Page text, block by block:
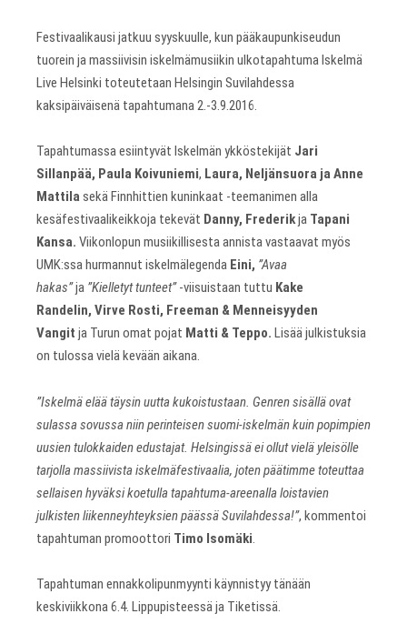
Festivaalikausi jatkuu syyskuulle, kun pääkaupunkiseudun
tuorein ja massiivisin iskelmämusiikin ulkotapahtuma Iskelmä
Live Helsinki toteutetaan Helsingin Suvilahdessa
kaksipäiväisenä tapahtumana 2.-3.9.2016.
Tapahtumassa esiintyvät Iskelmän ykköstekijät Jari
Sillanpää, Paula Koivuniemi, Laura, Neljänsuora ja Anne
MattilasekäFinnhittien kuninkaat -teemanimen alla
kesäfestivaalikeikkoja tekevät Danny, Frederikja Tapani
Kansa. Viikonlopun musiikillisesta annista vastaavat myös
UMK:ssa hurmannut iskelmälegenda Eini, ”Avaa
hakas”ja ”Kielletyt tunteet”-viisuistaan tuttu Kake
Randelin, Virve Rosti, Freeman & Menneisyyden
Vangit ja Turun omat pojat Matti & Teppo. Lisää julkistuksia
on tulossa vielä kevään aikana.
”Iskelmä elää täysin uutta kukoistustaan. Genren sisällä ovat
sulassa sovussa niin perinteisen suomi-iskelmän kuin popimpien
uusien tulokkaiden edustajat. Helsingissä ei ollut vielä yleisölle
tarjolla massiivista iskelmäfestivaalia, joten päätimme toteuttaa
sellaisen hyväksi koetulla tapahtuma-areenalla loistavien
julkisten liikenneyhteyksien päässä Suvilahdessa!”, kommentoi
tapahtuman promoottori Timo Isomäki.
Tapahtuman ennakkolipunmyynti käynnistyy tänään
keskiviikkona 6.4. Lippupisteessä ja Tiketissä.